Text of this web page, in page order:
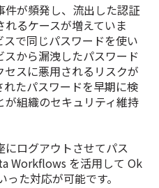
が頻発し、流出した認証
るケースが増えていま
で同じパスワードを使い
から漏洩したパスワード
スに悪用されるリスクが
たパスワードを早期に検
組織のセキュリティ維持
ログアウトさせてパス
Workflows を活用して Ok
た対応が可能です。